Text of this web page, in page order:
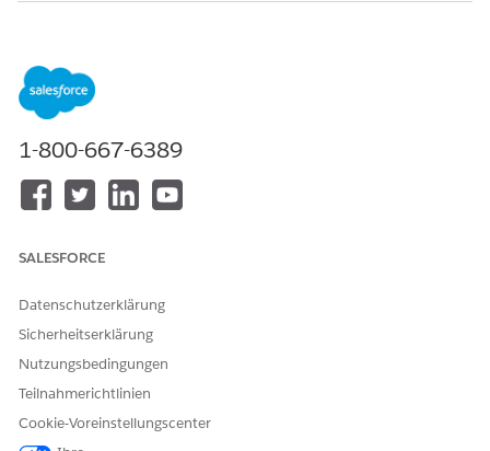
Amazon S3
Lesen Sie vor dem Einrichten und Verwenden von Dateien in
Amazon S3 die folgenden Überlegungen.
Salesforce verwendet Files Connect für den Zugriff auf
Dateien aus externen Systemen, einschließlich Amazon
S3. Files Connect wird in Salesforce Classic und Lightning
Da Salesforce vorsignierte URLs verwendet, um mit
Sie sicher, dass Ihre Amazon S3-Buckets im selben
Netzwerk zugänglich sind, über das Benutzer auf
Salesforce zugreifen.
Erstellen und Zuweisen von Administratorberechtigungen
für den Zugriff auf Dateien in Amazon S3
Erstellen Sie einen Berechtigungssatz für die
1-800-667-6389
SALESFORCE
Datenschutzerklärung
Sicherheitserklärung
Nutzungsbedingungen
Teilnahmerichtlinien
Cookie-Voreinstellungscenter